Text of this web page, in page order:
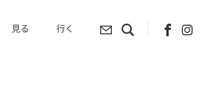
見る 行く